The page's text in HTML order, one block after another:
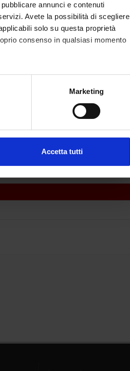
annunci e contenuti
Avete la possibilità di scegliere
solo su questa proprietà
consenso in qualsiasi momento
di qualche metro,
informazioni che hai fornito loro o
Marketing
Accetta tutti